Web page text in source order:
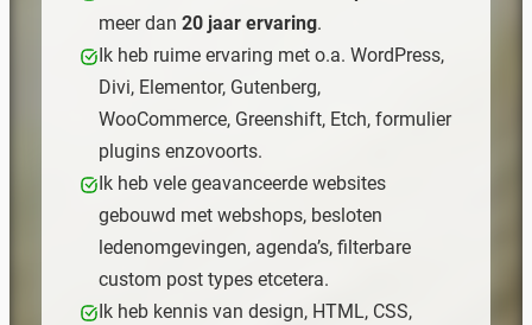
meer dan 20 jaar ervaring.
Ik heb ruime ervaring met o.a. WordPress,
Divi, Elementor, Gutenberg,
WooCommerce, Greenshift, Etch, formulier
plugins enzovoorts.
Ik heb vele geavanceerde websites
gebouwd met webshops, besloten
ledenomgevingen, agenda’s, filterbare
custom post types etcetera.
Ik heb kennis van design, HTML, CSS,